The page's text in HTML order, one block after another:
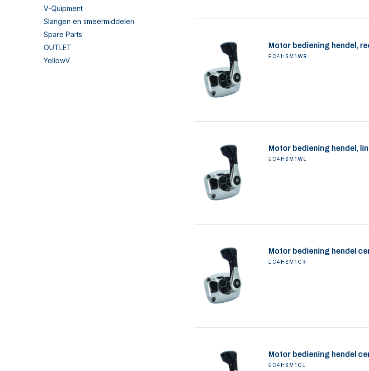
V-Quipment
Slangen en smeermiddelen
Spare Parts
OUTLET
YellowV
Motor bediening hendel,
EC4HSM1WR
Motor bediening hendel,
EC4HSM1WL
Motor bediening hendel
EC4HSM1CR
Motor bediening hendel
EC4HSM1CL